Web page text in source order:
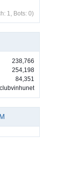
1, Bots: 0)
238,766
254,198
84,351